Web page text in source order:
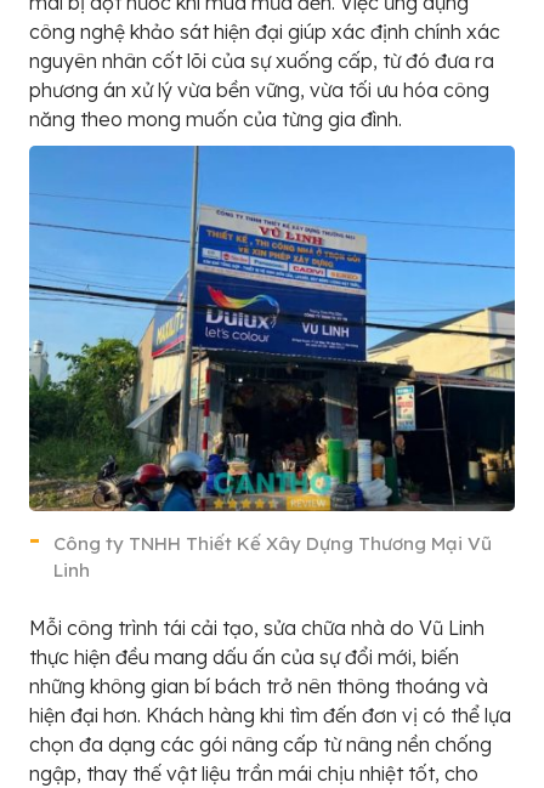
công nghệ khảo sát hiện đại giúp xác định chính xác
nguyên nhân cốt lõi của sự xuống cấp, từ đó đưa ra
phương án xử lý vừa bền vững, vừa tối ưu hóa công
năng theo mong muốn của từng gia đình.
Công ty TNHH Thiết Kế Xây Dựng Thương Mại Vũ
Linh
Mỗi công trình tái cải tạo, sửa chữa nhà do Vũ Linh
thực hiện đều mang dấu ấn của sự đổi mới, biến
những không gian bí bách trở nên thông thoáng và
hiện đại hơn. Khách hàng khi tìm đến đơn vị có thể lựa
chọn đa dạng các gói nâng cấp từ nâng nền chống
ngập, thay thế vật liệu trần mái chịu nhiệt tốt, cho